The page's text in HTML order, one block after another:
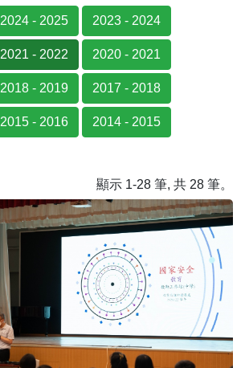
2024 - 2025 2023 - 2024
2021 - 2022 2020 - 2021
2018 - 2019 2017 - 2018
2015 - 2016 2014 - 2015
顯示 1-28 筆, 共 28 筆。